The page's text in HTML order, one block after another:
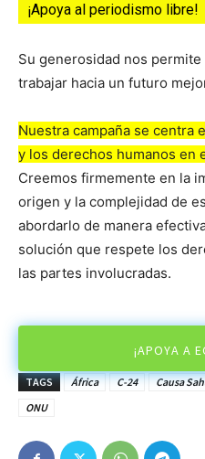
¡Apoya al periodismo libre!
Su generosidad nos
trabajar hacia un futuro
Nuestra campaña se centra
y los derechos humanos en
Creemos firmemente en la
origen y la complejidad de
abordarlo de manera
solución que respete los
las partes involucradas.
¡APOYA A
TAGS África C-24 Causa
ONU